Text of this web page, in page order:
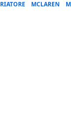
MCLAREN